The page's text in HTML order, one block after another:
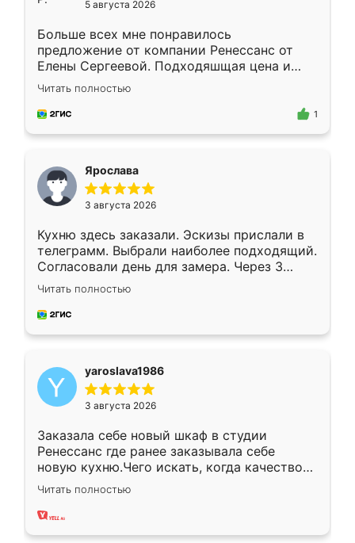
5 августа 2026
Больше всех мне понравилось
предложение от компании Ренессанс от
Елены Сергеевой. Подходяшщая цена и
короткие сроки изготовления. Приехавший
для замера сотрудник Владислав
предложил по моему эскизу самый
Читать полностью
1
Ярослава
3 августа 2026
Кухню здесь заказали. Эскизы прислали в
телеграмм. Выбрали наиболее подходящий.
Согласовали день для замера. Через 3
недели кухня была уже готова. Остались
довольны работой. Спасибо Ренессанс
мебель за качественную работу!
Читать полностью
yaroslava1986
3 августа 2026
Заказала себе новый шкаф в студии
Ренессанс где ранее заказывала себе
новую кухню.Чего искать, когда качеством
вполне довольна. Служит кухня уже почти
два года, нареканий нет.
Читать полностью